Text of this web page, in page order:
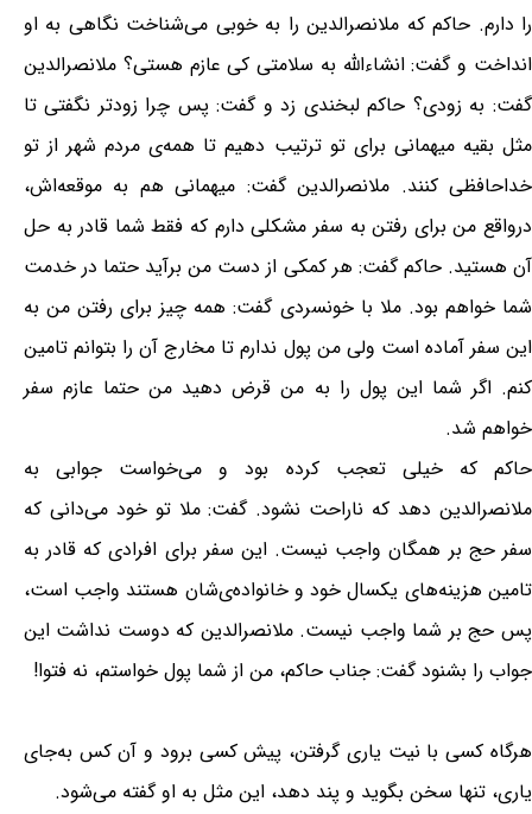
را دارم. حاکم که ملانصرالدین را به خوبی می‌شناخت نگاهی به او
انداخت و گفت: انشاءالله به سلامتی کی عازم هستی؟ ملانصرالدین
گفت: به زودی؟ حاکم لبخندی زد و گفت: پس چرا زودتر نگفتی تا
مثل بقیه میهمانی برای تو ترتیب دهیم تا همه‌ی مردم شهر از تو
خداحافظی کنند. ملانصرالدین گفت: میهمانی هم به موقعه‌اش،
درواقع من برای رفتن به سفر مشکلی دارم که فقط شما قادر به حل
آن هستید. حاکم گفت: هر کمکی از دست من برآید حتما در خدمت
شما خواهم بود. ملا با خونسردی گفت: همه چیز برای رفتن من به
این سفر آماده است ولی من پول ندارم تا مخارج آن را بتوانم تامین
کنم. اگر شما این پول را به من قرض دهید من حتما عازم سفر
خواهم شد.
حاکم که خیلی تعجب کرده بود و می‌خواست جوابی به
ملانصرالدین دهد که ناراحت نشود. گفت: ملا تو خود می‌دانی که
سفر حج بر همگان واجب نیست. این سفر برای افرادی که قادر به
تامین هزینه‌های یکسال خود و خانواده‌ی‌شان هستند واجب است،
پس حج بر شما واجب نیست. ملانصرالدین که دوست نداشت این
جواب را بشنود گفت: جناب حاکم، من از شما پول خواستم، نه فتوا!
هرگاه کسی با نیت یاری گرفتن، پیش کسی برود و آن کس به‌جای
یاری، تنها سخن بگوید و پند دهد، این مثل به او گفته می‌شود.